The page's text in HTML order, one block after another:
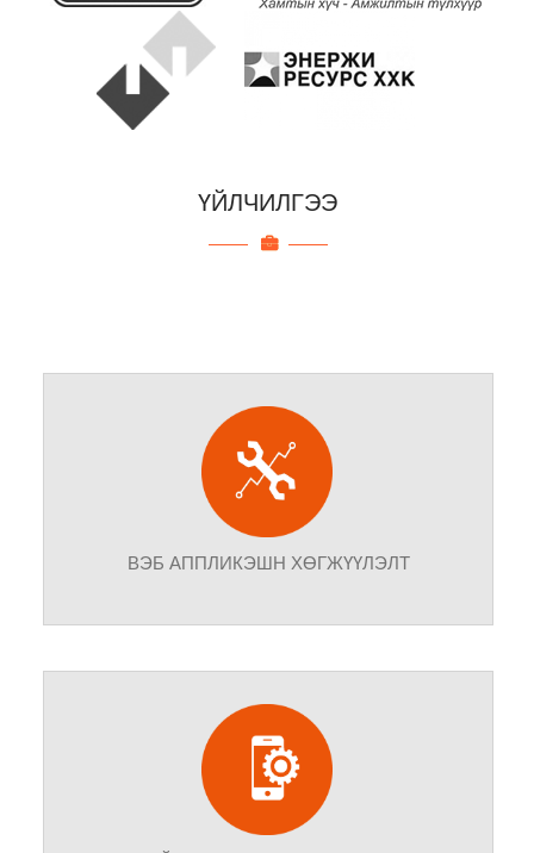
ҮЙЛЧИЛГЭЭ
ВЭБ АППЛИКЭШН ХӨГЖҮҮЛЭЛТ
хэрэгцээ шаардлагад тань бүрэн нийцэн ажиллах бүх
төрлийн динамик вэбсайтуудыг мэргэжлийн өндөр
түвшинд бүтээнэ.